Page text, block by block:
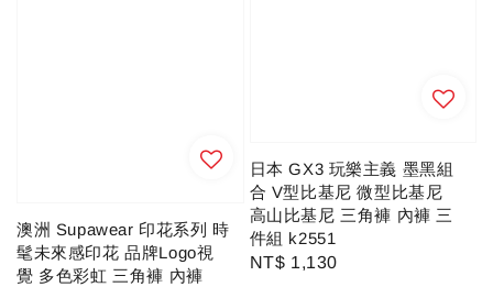
澳洲 Supawear 印花系列 時
髦未來感印花 品牌Logo視
覺 多色彩虹 三角褲 內褲
日本 GX3 玩樂主義 墨黑組
合 V型比基尼 微型比基尼
高山比基尼 三角褲 內褲 三
件組 k2551
Regular
NT$ 1,130